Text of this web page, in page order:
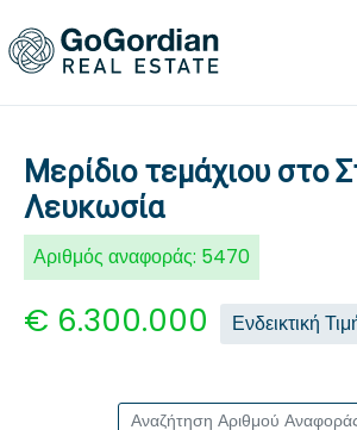
Μερίδιο τεμάχιου στο
Λευκωσία
Αριθμός αναφοράς: 5470
€ 6.300.000 Ενδεικτική